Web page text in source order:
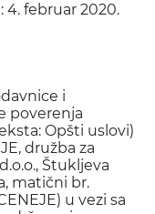
februar 2020.
i
poverenja
Opšti uslovi)
družba za
Štukljeva
matični br.
u vezi sa